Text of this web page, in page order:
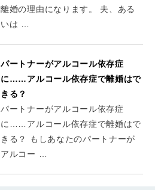
離婚の理由になります。 夫、ある
いは …
パートナーがアルコール依存症
に……アルコール依存症で離婚はで
きる？
パートナーがアルコール依存症
に……アルコール依存症で離婚はで
きる？ もしあなたのパートナーが
アルコー …